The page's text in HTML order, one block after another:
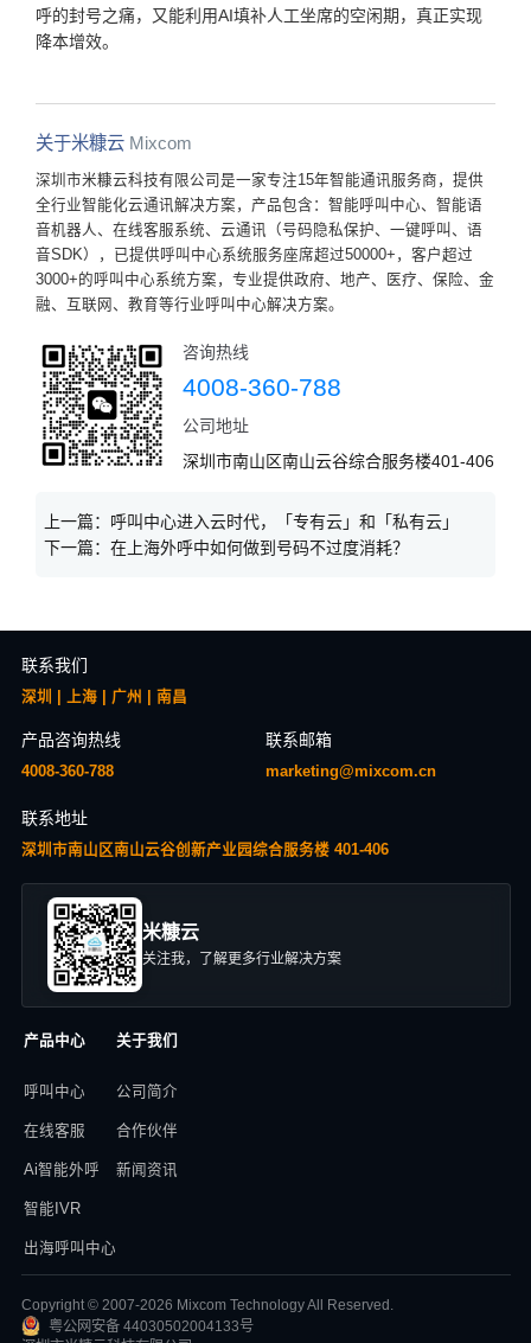
呼的封号之痛，又能利用AI填补人工坐席的空闲期，真正实现
降本增效。
关于米糠云 Mixcom
深圳市米糠云科技有限公司是一家专注15年智能通讯服务商，提供
全行业智能化云通讯解决方案，产品包含：智能呼叫中心、智能语
音机器人、在线客服系统、云通讯（号码隐私保护、一键呼叫、语
音SDK），已提供呼叫中心系统服务座席超过50000+，客户超过
3000+的呼叫中心系统方案，专业提供政府、地产、医疗、保险、金
融、互联网、教育等行业呼叫中心解决方案。
咨询热线
4008-360-788
公司地址
深圳市南山区南山云谷综合服务楼401-406
上一篇： 呼叫中心进入云时代，「专有云」和「私有云」
下一篇： 在上海外呼中如何做到号码不过度消耗？
联系我们
深圳 | 上海 | 广州 | 南昌
产品咨询热线
4008-360-788
联系邮箱
marketing@mixcom.cn
联系地址
深圳市南山区南山云谷创新产业园综合服务楼 401-406
米糠云
关注我，了解更多行业解决方案
产品中心
呼叫中心
在线客服
Ai智能外呼
智能IVR
出海呼叫中心
关于我们
公司简介
合作伙伴
新闻资讯
Copyright © 2007-2026 Mixcom Technology All Reserved.
粤公网安备 44030502004133号